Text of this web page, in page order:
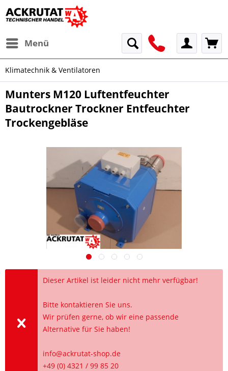
Menü
Klimatechnik & Ventilatoren
Munters M120 Luftentfeuchter
Bautrockner Trockner Entfeuchter
Trockengebläse
Dieser Artikel ist leider nicht mehr verfügbar!
Bitte kontaktieren Sie uns.
Wir prüfen gerne, ob wir eine passende
Alternative für Sie haben!
info@ackrutat-shop.de
+49 (0) 4321 / 99 85 20